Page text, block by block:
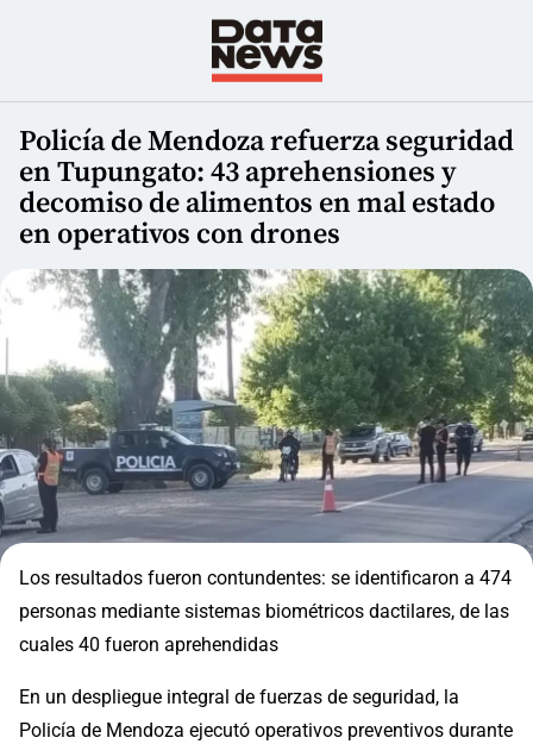
Policía de Mendoza refuerza seguridad
en Tupungato: 43 aprehensiones y
decomiso de alimentos en mal estado
en operativos con drones
Los resultados fueron contundentes: se identificaron a 474
personas mediante sistemas biométricos dactilares, de las
cuales 40 fueron aprehendidas
En un despliegue integral de fuerzas de seguridad, la
Policía de Mendoza ejecutó operativos preventivos durante